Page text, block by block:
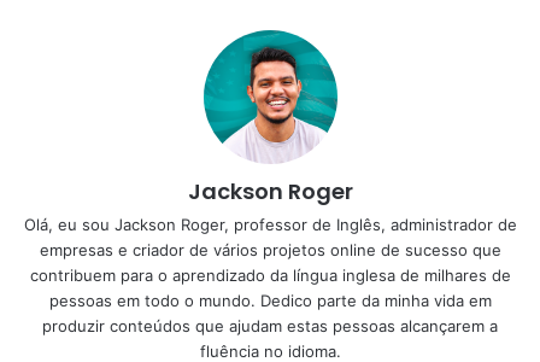
Jackson Roger
Olá, eu sou Jackson Roger, professor de Inglês, administrador de
empresas e criador de vários projetos online de sucesso que
contribuem para o aprendizado da língua inglesa de milhares de
pessoas em todo o mundo. Dedico parte da minha vida em
produzir conteúdos que ajudam estas pessoas alcançarem a
fluência no idioma.